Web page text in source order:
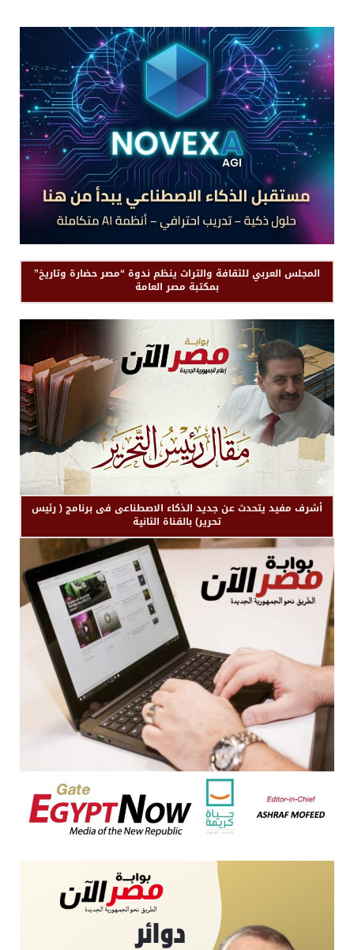
المجلس العربي للثقافة والتراث ينظم ندوة “مصر حضارة وتاريخ”
بمكتبة مصر العامة
أشرف مفيد يتحدث عن جديد الذكاء الاصطناعى فى برنامج ( رئيس
تحرير) بالقناة الثانية